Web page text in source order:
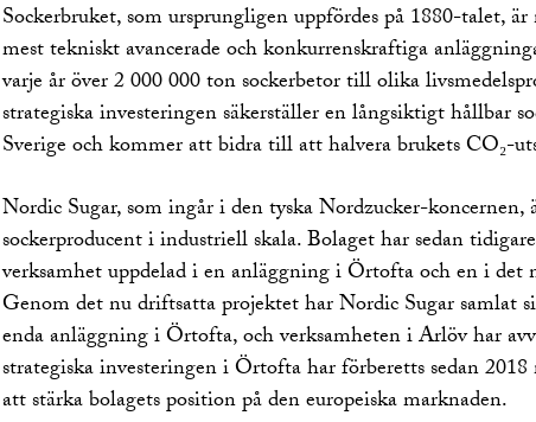
Sockerbruket, som ursprungligen uppfördes på 1880-talet,
mest tekniskt avancerade och konkurrenskraftiga
varje år över 2 000 000 ton sockerbetor till olika
strategiska investeringen säkerställer en långsiktigt hållbar
Sverige och kommer att bidra till att halvera brukets CO₂-
Nordic Sugar, som ingår i den tyska Nordzucker-koncernen,
sockerproducent i industriell skala. Bolaget har sedan
verksamhet uppdelad i en anläggning i Örtofta och en i det
Genom det nu driftsatta projektet har Nordic Sugar samlat
enda anläggning i Örtofta, och verksamheten i Arlöv har
strategiska investeringen i Örtofta har förberetts sedan
att stärka bolagets position på den europeiska marknaden.